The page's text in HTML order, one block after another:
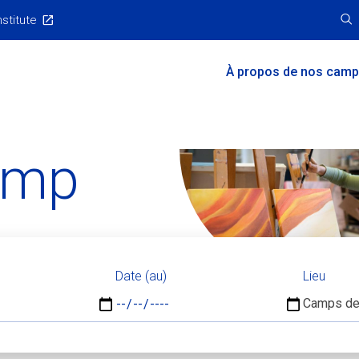
MainÀ propos de nos
Date (au)
Lieu